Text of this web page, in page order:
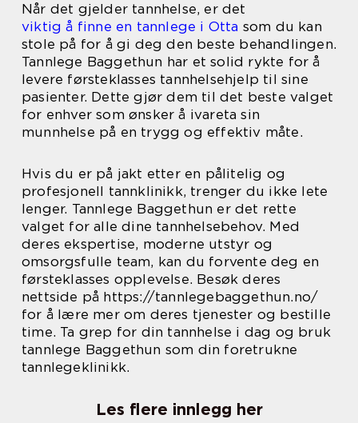
Når det gjelder tannhelse, er det
viktig å finne en tannlege i Otta som du kan
stole på for å gi deg den beste behandlingen.
Tannlege Baggethun har et solid rykte for å
levere førsteklasses tannhelsehjelp til sine
pasienter. Dette gjør dem til det beste valget
for enhver som ønsker å ivareta sin
munnhelse på en trygg og effektiv måte.
Hvis du er på jakt etter en pålitelig og
profesjonell tannklinikk, trenger du ikke lete
lenger. Tannlege Baggethun er det rette
valget for alle dine tannhelsebehov. Med
deres ekspertise, moderne utstyr og
omsorgsfulle team, kan du forvente deg en
førsteklasses opplevelse. Besøk deres
nettside på https://tannlegebaggethun.no/
for å lære mer om deres tjenester og bestille
time. Ta grep for din tannhelse i dag og bruk
tannlege Baggethun som din foretrukne
tannlegeklinikk.
Les flere innlegg her